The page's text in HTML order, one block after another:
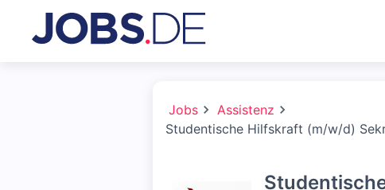
Jobs
Assistenz
Studentische Hilfskraft (m/w/d)